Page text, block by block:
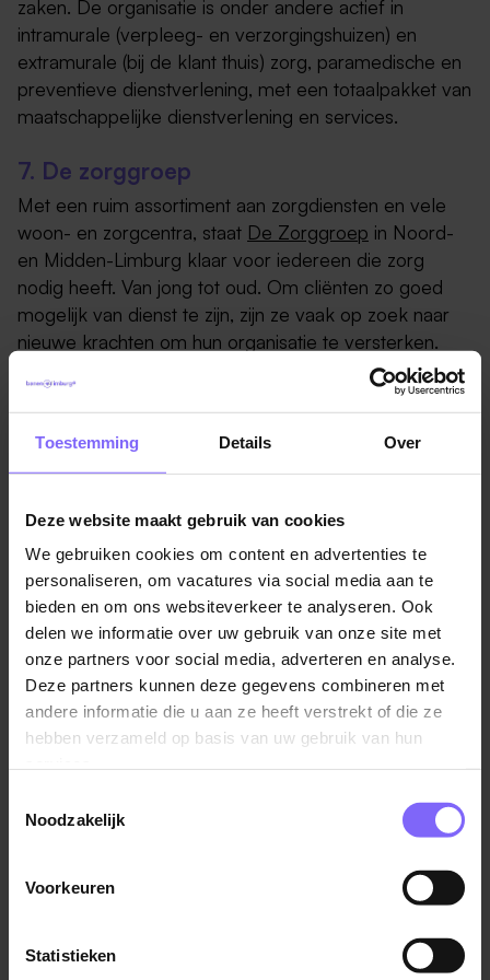
Toestemming Details Over
Deze website maakt gebruik van cookies
We gebruiken cookies om content en advertenties te
personaliseren, om vacatures via social media aan te
bieden en om ons websiteverkeer te analyseren. Ook
delen we informatie over uw gebruik van onze site met
onze partners voor social media, adverteren en analyse.
Deze partners kunnen deze gegevens combineren met
andere informatie die u aan ze heeft verstrekt of die ze
hebben verzameld op basis van uw gebruik van hun
Noodzakelijk
Voorkeuren
Statistieken
zaken. De organisatie is onder andere actief in
intramurale (verpleeg- en verzorgingshuizen) en
extramurale (bij de klant thuis) zorg, paramedische en
preventieve dienstverlening, met een totaalpakket van
maatschappelijke dienstverlening en services.
7. De zorggroep
Met een ruim assortiment aan zorgdiensten en vele
woon- en zorgcentra, staat De Zorggroep in Noord-
en Midden-Limburg klaar voor iedereen die zorg
nodig heeft. Van jong tot oud. Om cliënten zo goed
mogelijk van dienst te zijn, zijn ze vaak op zoek naar
nieuwe krachten om hun organisatie te versterken.
8. Koraal Groep
arbeid. Dit integrale aanbod is uniek. Het stelt ze in
te bieden die zij op een bepaald moment in hun leven
9. VieCuri
HetVieCuriziekenhuis is voorzien van moderne,
geavanceerde technologie en kostbare voorzieningen
waarmee ze patiënten van dienst mee kunnen zijn. Na
de behandelingen is de kwaliteit van de zorg een pré.
10. Land van Horne
verzorgingshuizen, eetpunten, activiteiten en handige
gemeenten Weert, Nederweert, Leudal, Someren en